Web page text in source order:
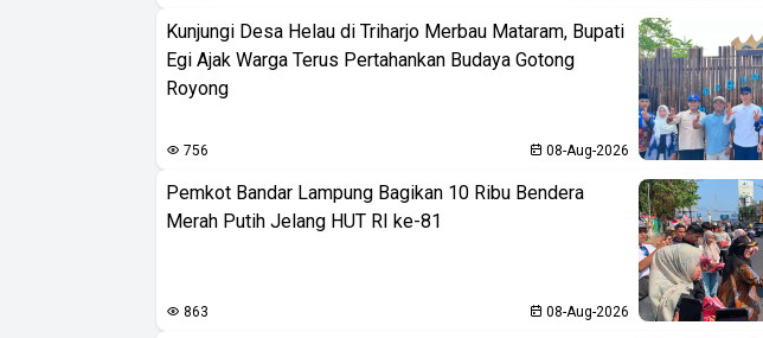
Kunjungi Desa Helau di Triharjo Merbau Mataram, Bupati
Egi Ajak Warga Terus Pertahankan Budaya Gotong
Royong
756 08-Aug-2026
Pemkot Bandar Lampung Bagikan 10 Ribu Bendera
Merah Putih Jelang HUT RI ke-81
863 08-Aug-2026